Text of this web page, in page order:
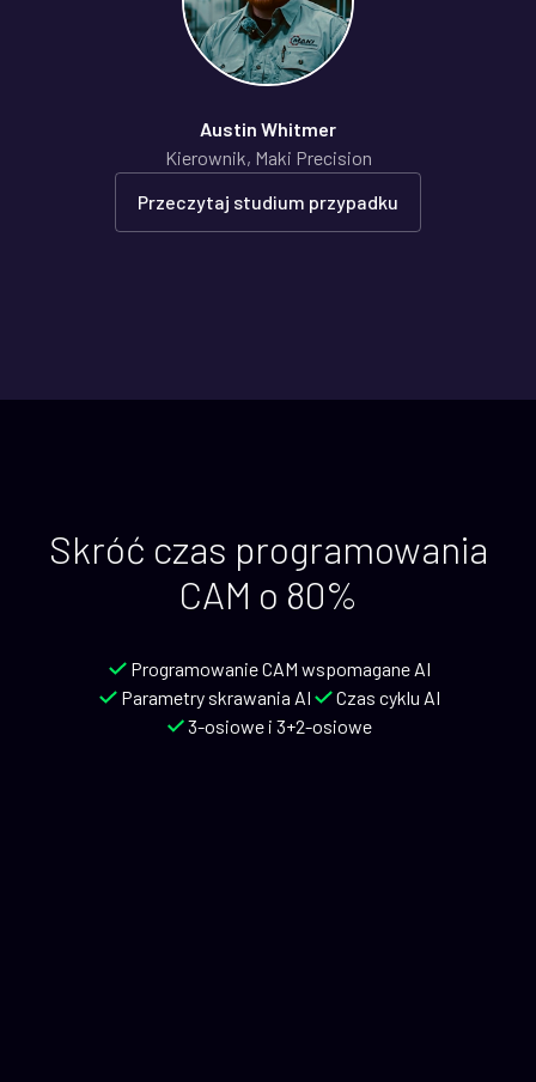
Austin Whitmer
Kierownik, Maki Precision
Przeczytaj studium przypadku
Skróć czas programowania
CAM o 80%
Programowanie CAM wspomagane AI
Parametry skrawania AI
Czas cyklu AI
3-osiowe i 3+2-osiowe